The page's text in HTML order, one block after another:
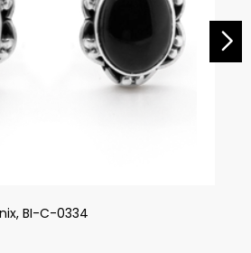
BI-C-0334